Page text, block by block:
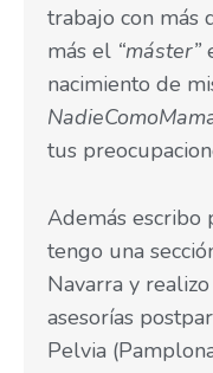
trabajo con más
más el “máster”
nacimiento de
tus
Además escribo
tengo una
Navarra y
asesorías
Pelvia